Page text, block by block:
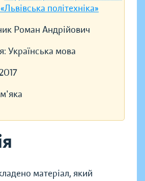
політехніка»
Роман Андрійович
Українська мова
м'яка
матеріал, який